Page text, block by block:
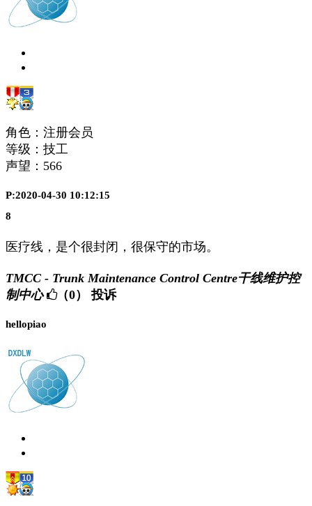
角色：注册会员
等级：技工
声望： 566
P:2020-04-30 10:12:15
8
医疗线，是个很封闭，很保守的市场。
TMCC - Trunk Maintenance Control Centre干线维护控
制中心
（0） 投诉
hellopiao